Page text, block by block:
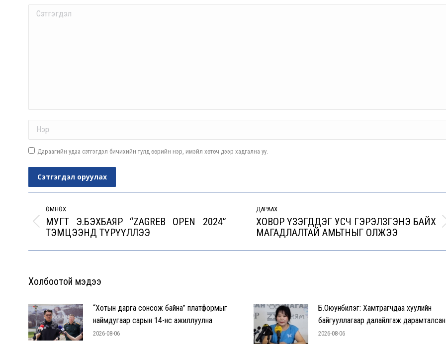
Comment
Дараагийн удаа сэтгэгдэл бичихийн тулд өөрийн нэр, имэйл хөтөч дээр хадгална уу.
Сэтгэгдэл оруулах
navigation
ӨМНӨХ
Previous
МУГТ Э.БЭХБАЯР “ZAGREB OPEN 2024”
ТЭМЦЭЭНД ТҮРҮҮЛЛЭЭ
ДАРААХ
Next
ХОВОР ҮЗЭГДДЭГ УСЧ ГЭРЭЛЗГЭНЭ БАЙХ
МАГАДЛАЛТАЙ АМЬТНЫГ ОЛЖЭЭ
Холбоотой мэдээ
“Хотын дарга сонсож байна” платформыг
наймдугаар сарын 14-нөөс ажиллуулна
2026-08-06
Б.Оюунбилэг: Хамтрагчдаа хуулийн
байгууллагаар далайлгаж дарамталсан
2026-08-06